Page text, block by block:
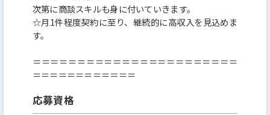
次第に商談スキルも身に付いていきます。
☆月1件程度契約に至り、継続的に高収入を見込めま
す。
＝＝＝＝＝＝＝＝＝＝＝＝＝＝＝＝＝＝＝＝＝＝＝
＝＝＝＝＝＝＝＝＝＝＝＝
応募資格